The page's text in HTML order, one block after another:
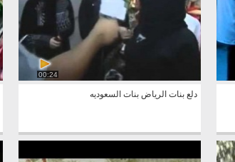
00:24
دلع بنات الرياض بنات السعوديه